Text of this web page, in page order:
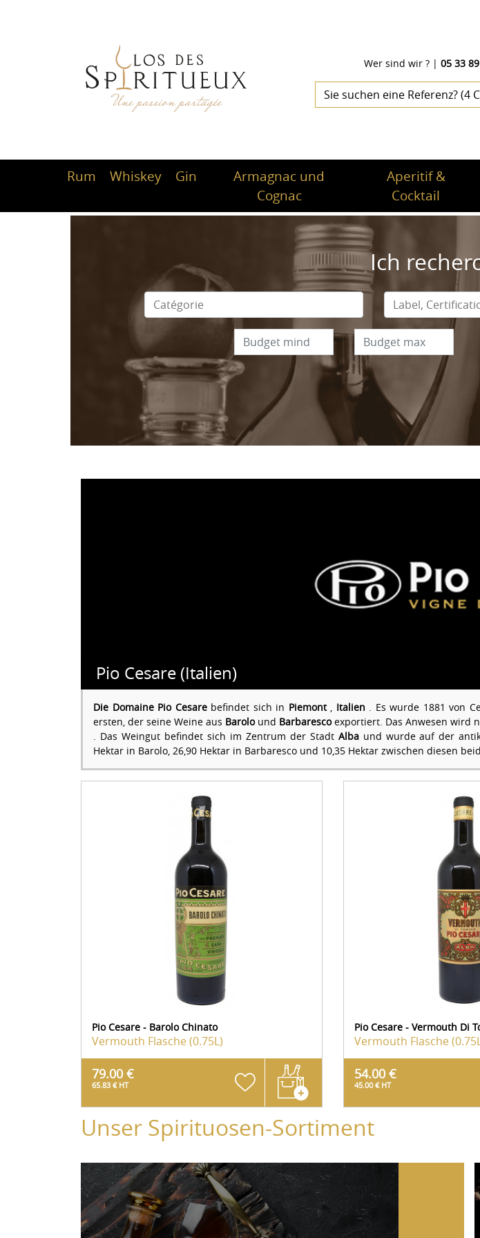
Wer sind wir ? |05 33
Rum Whiskey Gin
Armagnac und
Cognac
Aperitif &
Cocktail
Ich
Pio Cesare (Italien)
Die Domaine Pio Cesarebefindet sich in Piemont, Italien . Es wurde 1881 von
ersten, der seine Weine aus Barolound Barbarescoexportiert. Das Anwesen wird
. Das Weingut befindet sich im Zentrum der Stadt Albaund wurde auf der
Hektar in Barolo, 26,90 Hektar in Barbaresco und 10,35 Hektar zwischen diesen
Pio Cesare - Barolo Chinato
Vermouth Flasche (0.75L)
79.00 €
65.83 € HT
Pio Cesare - Vermouth Di
Vermouth Flasche
54.00 €
45.00 € HT
Unser Spirituosen-Sortiment